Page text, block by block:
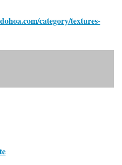
category/textures-